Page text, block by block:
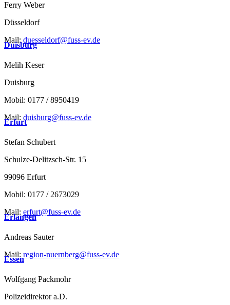
Ferry Weber
Düsseldorf
Mail: duesseldorf@fuss-ev.de
Duisburg
Melih Keser
Duisburg
Mobil: 0177 / 8950419
Mail: duisburg@fuss-ev.de
Erfurt
Stefan Schubert
Schulze-Delitzsch-Str. 15
99096 Erfurt
Mobil: 0177 / 2673029
Mail: erfurt@fuss-ev.de
Erlangen
Andreas Sauter
Mail: region-nuernberg@fuss-ev.de
Essen
Wolfgang Packmohr
Polizeidirektor a.D.